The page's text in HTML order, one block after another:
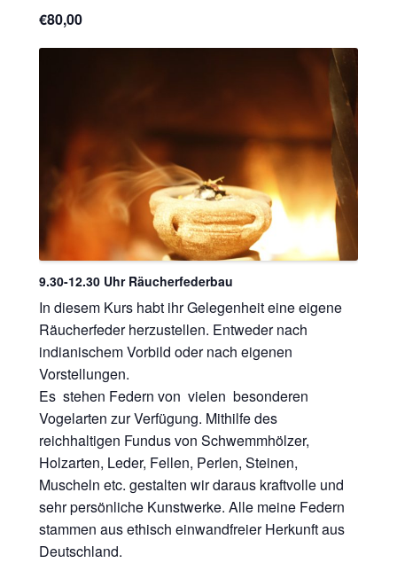
€80,00
9.30-12.30 Uhr Räucherfederbau
In diesem Kurs habt ihr Gelegenheit eine eigene
Räucherfeder herzustellen. Entweder nach
indianischem Vorbild oder nach eigenen
Vorstellungen.
Es stehen Federn von vielen besonderen
Vogelarten zur Verfügung. Mithilfe des
reichhaltigen Fundus von Schwemmhölzer,
Holzarten, Leder, Fellen, Perlen, Steinen,
Muscheln etc. gestalten wir daraus kraftvolle und
sehr persönliche Kunstwerke. Alle meine Federn
stammen aus ethisch einwandfreier Herkunft aus
Deutschland.